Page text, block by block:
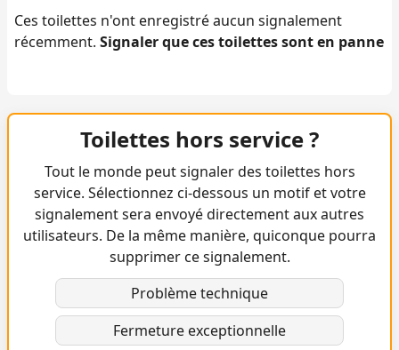
Ces toilettes n'ont enregistré aucun signalement
récemment. Signaler que ces toilettes sont en panne
Toilettes hors service ?
Tout le monde peut signaler des toilettes hors
service. Sélectionnez ci-dessous un motif et votre
signalement sera envoyé directement aux autres
utilisateurs. De la même manière, quiconque pourra
supprimer ce signalement.
Problème technique
Fermeture exceptionnelle